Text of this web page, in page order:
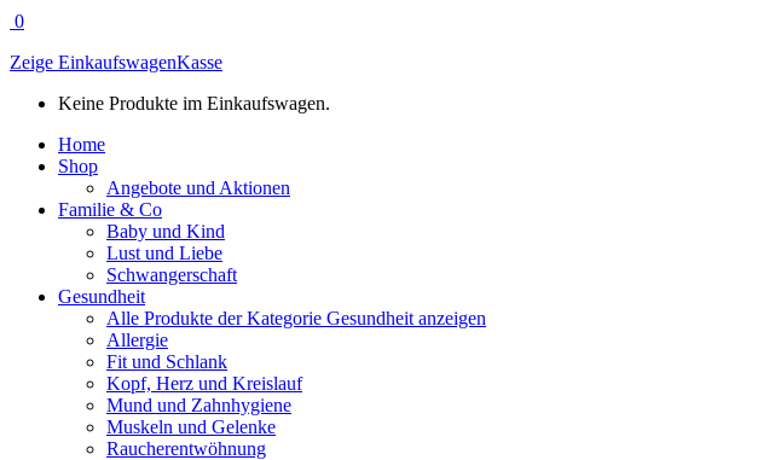
0
Zeige EinkaufswagenKasse
Keine Produkte im Einkaufswagen.
Home
Shop
Angebote und Aktionen
Familie & Co
Baby und Kind
Lust und Liebe
Schwangerschaft
Gesundheit
Alle Produkte der Kategorie Gesundheit anzeigen
Allergie
Fit und Schlank
Kopf, Herz und Kreislauf
Mund und Zahnhygiene
Muskeln und Gelenke
Raucherentwöhnung